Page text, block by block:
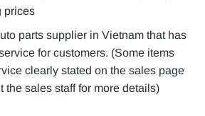
prices
parts supplier in Vietnam that has
for customers. (Some items
clearly stated on the sales page
the sales staff for more details)